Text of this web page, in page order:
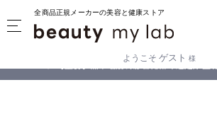
全商品正規メーカーの美容と健康ストア
ようこそ ゲスト 様
【重要】熊本地震の影響により遅延が生